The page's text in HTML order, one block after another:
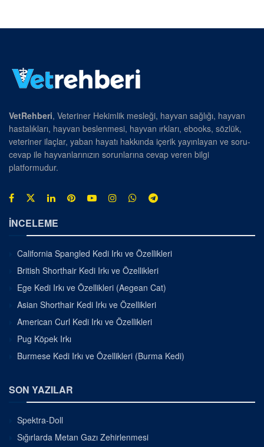
VetRehberi, Veteriner Hekimlik mesleği, hayvan sağlığı, hayvan
hastalıkları, hayvan beslenmesi, hayvan ırkları, ebooks, sözlük,
veteriner ilaçlar, yaban hayatı hakkında içerik yayınlayan ve soru-
cevap ile hayvanlarınızın sorunlarına cevap veren bilgi
platformudur.
İNCELEME
California Spangled Kedi Irkı ve Özellikleri
British Shorthair Kedi Irkı ve Özellikleri
Ege Kedi Irkı ve Özellikleri (Aegean Cat)
Asian Shorthair Kedi Irkı ve Özellikleri
American Curl Kedi Irkı ve Özellikleri
Pug Köpek Irkı
Burmese Kedi Irkı ve Özellikleri (Burma Kedi)
SON YAZILAR
Spektra-Doll
Sığırlarda Metan Gazı Zehirlenmesi